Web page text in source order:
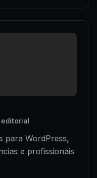
editorial
para WordPress,
e profissionais